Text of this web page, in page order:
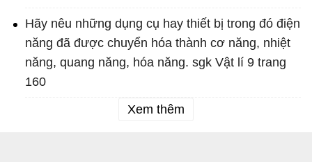
Hãy nêu những dụng cụ hay thiết bị trong đó điện
năng đã được chuyển hóa thành cơ năng, nhiệt
năng, quang năng, hóa năng. sgk Vật lí 9 trang
160
Xem thêm